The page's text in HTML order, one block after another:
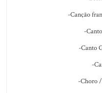
-Canção
-
-Canto
-
-Choro